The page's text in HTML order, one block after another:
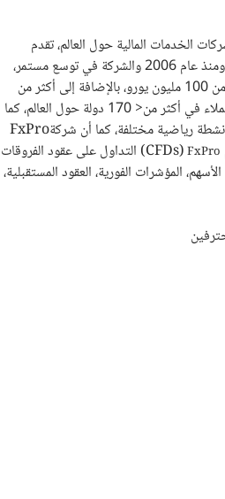
الخدمات المالية حول العالم، تقدم
الشركة خدماتها من حوالي 14عام، ومنذ عام 2006 والشركة في توسع مستمر،
ليكون اليوم رأس مال الشركة أكثر من 100 مليون يورو، بالإضافة إلى أكثر من
200 موظف يعملون على خدمة العملاء في أكثر من< 170 دولة حول العالم، كما
رياضية مختلفة، كما أن شركةFxPro
FxPro
التداول على عقود الفروقات (CFDs)
المؤشرات الفورية، العقود المستقبلية،